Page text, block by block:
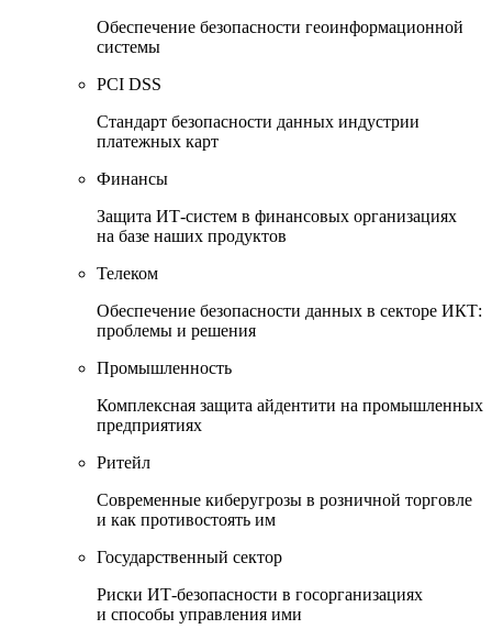
Обеспечение безопасности геоинформационной
системы
PCI DSS
Стандарт безопасности данных индустрии
платежных карт
Финансы
Защита ИТ-систем в финансовых организациях
на базе наших продуктов
Телеком
Обеспечение безопасности данных в секторе ИКТ:
проблемы и решения
Промышленность
Комплексная защита айдентити на промышленных
предприятиях
Ритейл
Современные киберугрозы в розничной торговле
и как противостоять им
Государственный сектор
Риски ИТ-безопасности в госорганизациях
и способы управления ими